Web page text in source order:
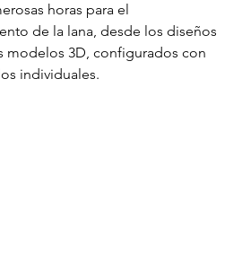
horas para el
de la lana, desde los diseños
modelos 3D, configurados con
individuales.